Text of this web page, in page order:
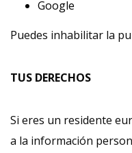
Google
Puedes inhabilitar la
TUS DERECHOS
Si eres un residente
a la información